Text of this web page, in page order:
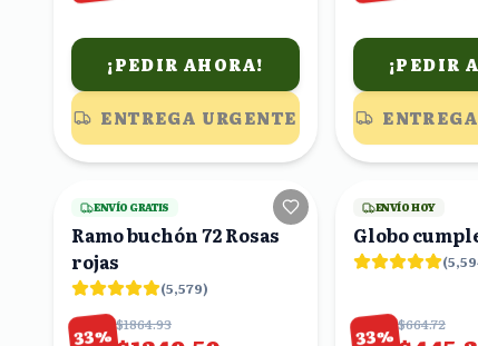
¡PEDIR AHORA!
ENTREGA URGENTE
¡PEDIR
23viendo
ENVÍO GRATIS
Ramo buchón 72 Rosas
rojas
(5,579)
33% $1864.93
ENVÍO HOY
Globo
(
33% $664.72